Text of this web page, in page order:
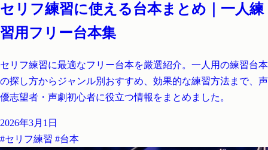
セリフ練習に使える台本まとめ｜一人練
習用フリー台本集
セリフ練習に最適なフリー台本を厳選紹介。一人用の練習台本
の探し方からジャンル別おすすめ、効果的な練習方法まで、声
優志望者・声劇初心者に役立つ情報をまとめました。
2026年3月1日
#セリフ練習 #台本